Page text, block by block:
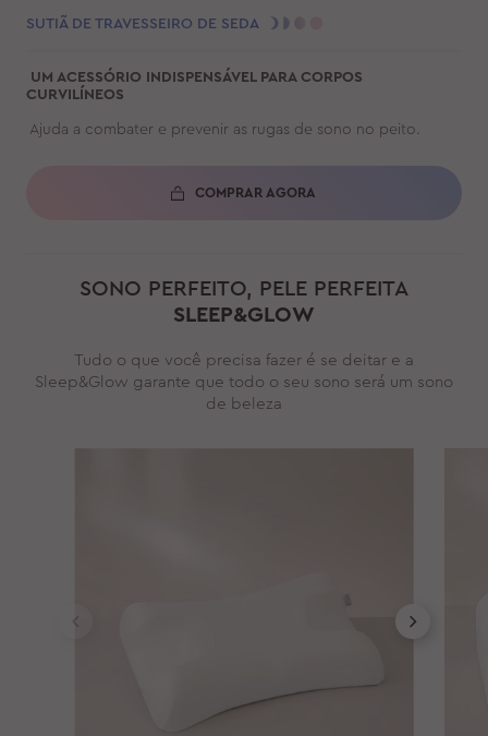
SUTIÃ DE TRAVESSEIRO DE SEDA
UM ACESSÓRIO INDISPENSÁVEL PARA CORPOS
CURVILÍNEOS
Ajuda a combater e prevenir as rugas de sono no peito.
COMPRAR AGORA
SONO PERFEITO, PELE PERFEITA
SLEEP&GLOW
Tudo o que você precisa fazer é se deitar e a
Sleep&Glow garante que todo o seu sono será um sono
de beleza